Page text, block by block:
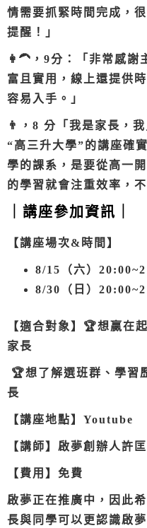
情需要抓緊時間完成，
提醒！」
👩‍🦱，9分：「非常感謝
富且實用，線上還提供
容易入手。」
👨，8 分「我是家長，
“高三升大學”的講座確
學的課系，是要從高一
的學習就會注重效率，
｜講座參加資訊｜
【講座場次&時間】
8/15（六）
8/30（日）
【適合對象】🏆想贏在
家長
🏆想了解選班群、學習
長
【講座地點】Youtube
【講師】啟夢創辦人許
【費用】免費
啟夢正在推廣中，因此
長與同學可以更認識啟夢